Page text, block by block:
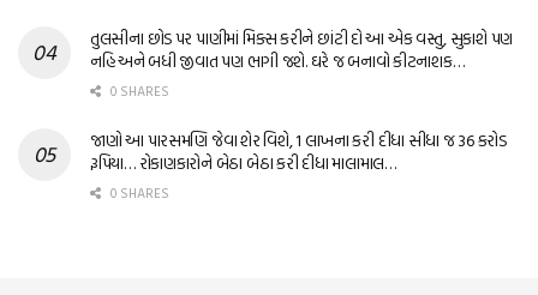
તુલસીના છોડ પર પાણીમાં મિક્સ કરીને છાંટી દો આ એક વસ્તુ, સુકાશે પણ
નહિ અને બધી જીવાત પણ ભાગી જશે. ઘરે જ બનાવો કીટનાશક…
0 SHARES
જાણો આ પારસમણિ જેવા શેર વિશે, 1 લાખના કરી દીધા સીધા જ 36 કરોડ
રૂપિયા… રોકાણકારોને બેઠા બેઠા કરી દીધા માલામાલ…
0 SHARES